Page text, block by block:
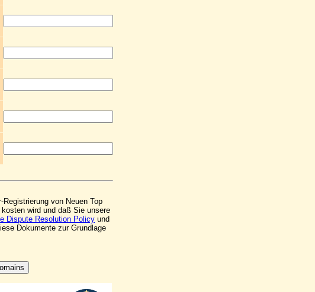
von Neuen Top
wird und daß Sie unsere
Dispute Resolution Policy und
Dokumente zur Grundlage